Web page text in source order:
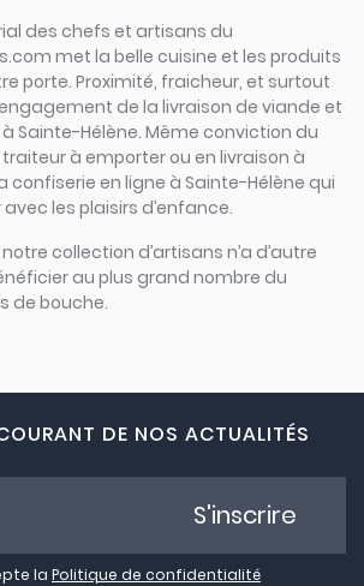
des chefs et artisans du
met la belle cuisine et les produits
porte. Proximité, fraicheur, et surtout
de la livraison de viande et
Sainte-Hélène. Même conviction du
à emporter ou en livraison à
confiserie en ligne à Sainte-Hélène qui
les plaisirs d’enfance.
collection d’artisans n’a d’autre
au plus grand nombre du
de bouche.
DE NOS ACTUALITÉS
la Politique de confidentialité
S'inscrire